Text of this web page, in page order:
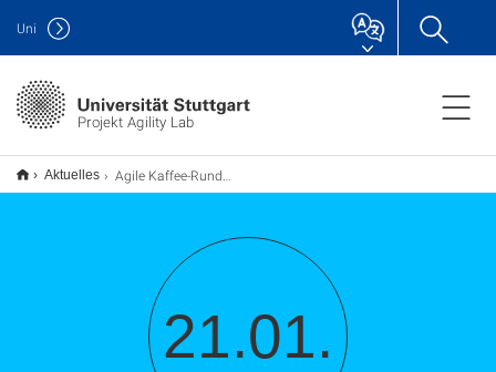
Projekt Agility Lab
Uni
Aktuelles Agile Kaffee-Runde am Dienstag
21.01.